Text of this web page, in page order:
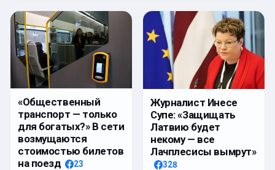
«Общественный
транспорт — только
для богатых?» В сети
возмущаются
стоимостью билетов
на поезд
23
Журналист Инесе
Супе: «Защищать
Латвию будет
некому — все
Лачплесисы вымрут»
328